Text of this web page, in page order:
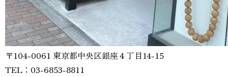
〒104-0061 東京都中央区銀座４丁目14-15
TEL：03-6853-8811